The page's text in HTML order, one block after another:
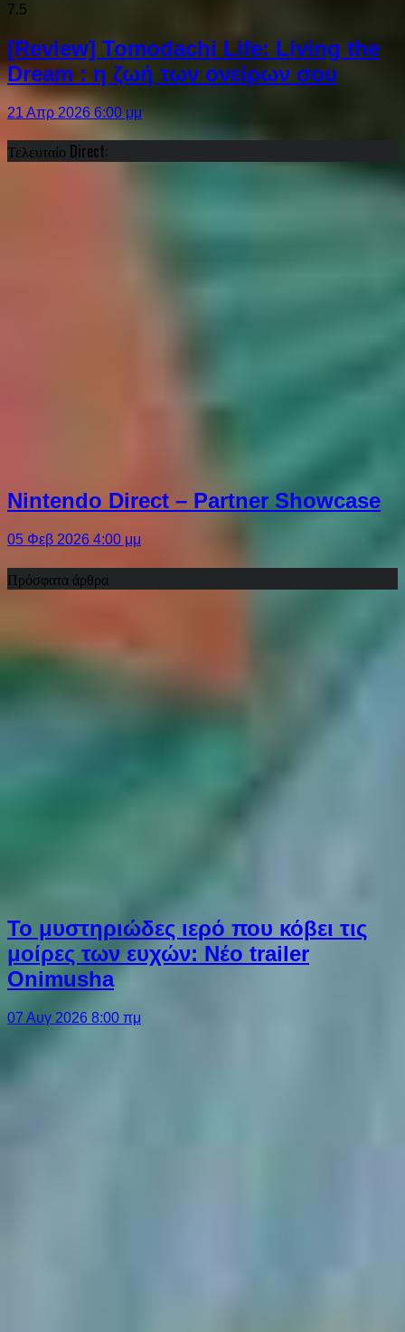
7.5
[Review] Tomodachi Life: Living the
Dream : η ζωή των ονείρων σου
21 Απρ 2026 6:00 μμ
Τελευταίο Direct:
Nintendo Direct – Partner Showcase
05 Φεβ 2026 4:00 μμ
Πρόσφατα άρθρα
Το μυστηριώδες ιερό που κόβει τις
μοίρες των ευχών: Νέο trailer
Onimusha
07 Αυγ 2026 8:00 πμ